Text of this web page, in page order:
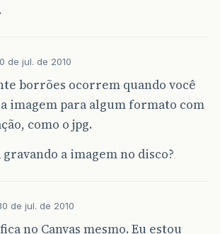
de jul. de 2010
borrões ocorrem quando você
imagem para algum formato com
como o jpg.
gravando a imagem no disco?
de jul. de 2010
no Canvas mesmo. Eu estou